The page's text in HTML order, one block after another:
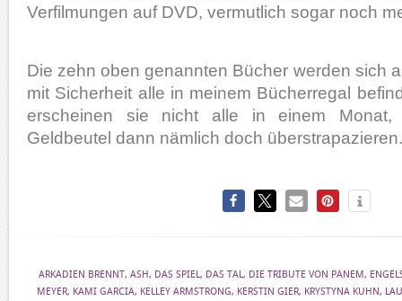
Verfilmungen auf DVD, vermutlich sogar noch
Die zehn oben genannten Bücher werden sich
mit Sicherheit alle in meinem Bücherregal
erscheinen sie nicht alle in einem Monat,
Geldbeutel dann nämlich doch überstrapazieren.
ARKADIEN BRENNT, ASH, DAS SPIEL, DAS TAL, DIE TRIBUTE VON PANEM,
MEYER, KAMI GARCIA, KELLEY ARMSTRONG, KERSTIN GIER, KRYSTYNA KUHN,